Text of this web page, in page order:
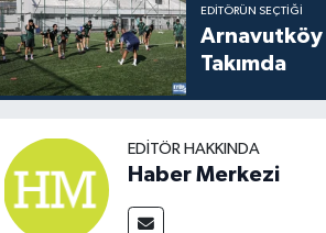
EDITÖRÜN SEÇTIĞI
Arnavutköy
Takımda
EDITÖR HAKKINDA
Haber Merkezi